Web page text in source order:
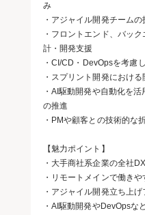
み
・アジャイル開発チーム
・フロントエンド、バッ
計・開発支援
・CI/CD・DevOpsを考慮
・スプリント開発におけ
・AI駆動開発や自動化を
の推進
・PMや顧客との技術的な
【魅力ポイント】
・大手商社系企業の全社
・リモートメインで働きや
・アジャイル開発立ち上
・AI駆動開発やDevOpsな